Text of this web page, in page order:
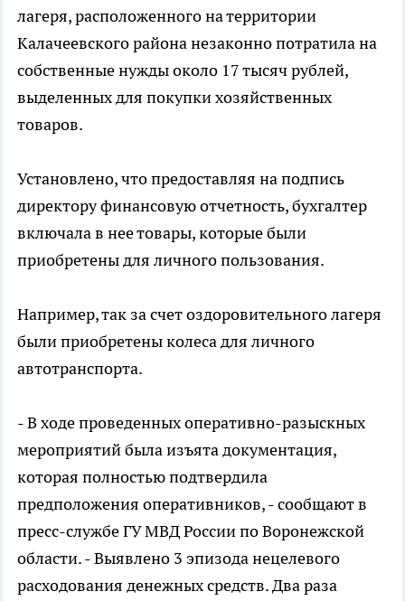
лагеря, расположенного на территории
Калачеевского района незаконно потратила на
собственные нужды около 17 тысяч рублей,
выделенных для покупки хозяйственных
товаров.
Установлено, что предоставляя на подпись
директору финансовую отчетность, бухгалтер
включала в нее товары, которые были
приобретены для личного пользования.
Например, так за счет оздоровительного лагеря
были приобретены колеса для личного
автотранспорта.
- В ходе проведенных оперативно-разыскных
мероприятий была изъята документация,
которая полностью подтвердила
предположения оперативников, - сообщают в
пресс-службе ГУ МВД России по Воронежской
области. - Выявлено 3 эпизода нецелевого
расходования денежных средств. Два раза